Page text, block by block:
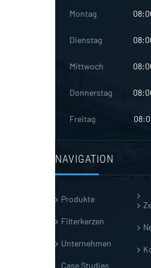
Montag
Dienstag
Mittwoch
Donnerstag
Freitag
NAVIGATION
Produkte
Filterkerzen
Unternehmen
Case Studies